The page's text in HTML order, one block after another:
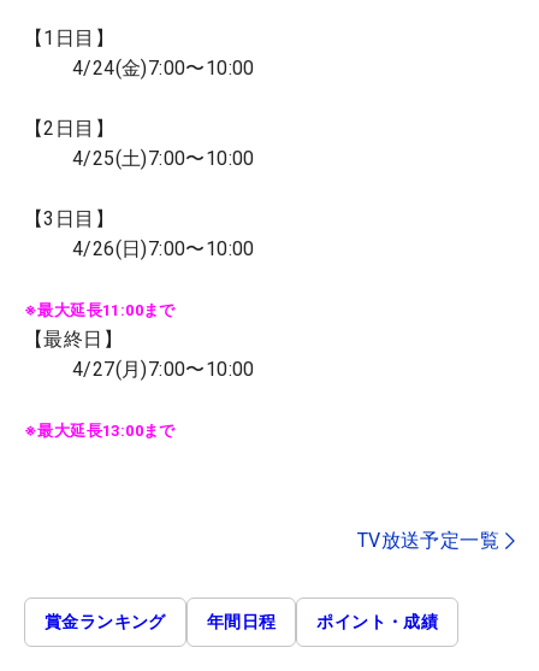
【1日目】
4/24(金)7:00〜10:00
【2日目】
4/25(土)7:00〜10:00
【3日目】
4/26(日)7:00〜10:00
※最大延長11:00まで
【最終日】
4/27(月)7:00〜10:00
※最大延長13:00まで
TV放送予定一覧
賞金ランキング 年間日程 ポイント・成績